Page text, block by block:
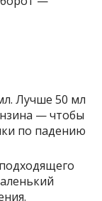
Лучше 50 мл
— чтобы
по падению